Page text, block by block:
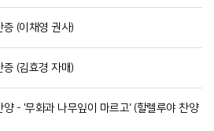
(이채영 권사)
(김효경 자매)
- '무화과 나무잎이 마르고' (할렐루야 찬양